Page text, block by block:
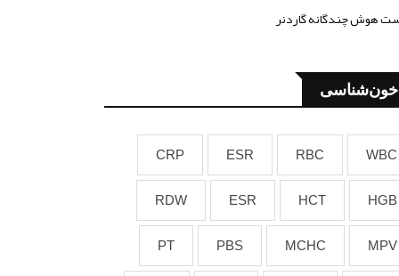
هوش چندگانه گاردنر
خون‌شناسی
WBC
RBC
ESR
CRP
HGB
HCT
ESR
RDW
MPV
MCHC
PBS
PT